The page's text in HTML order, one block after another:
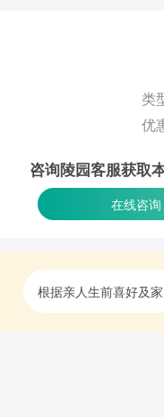
类
优
咨询陵园客服获取
在线咨询
根据亲人生前喜好及